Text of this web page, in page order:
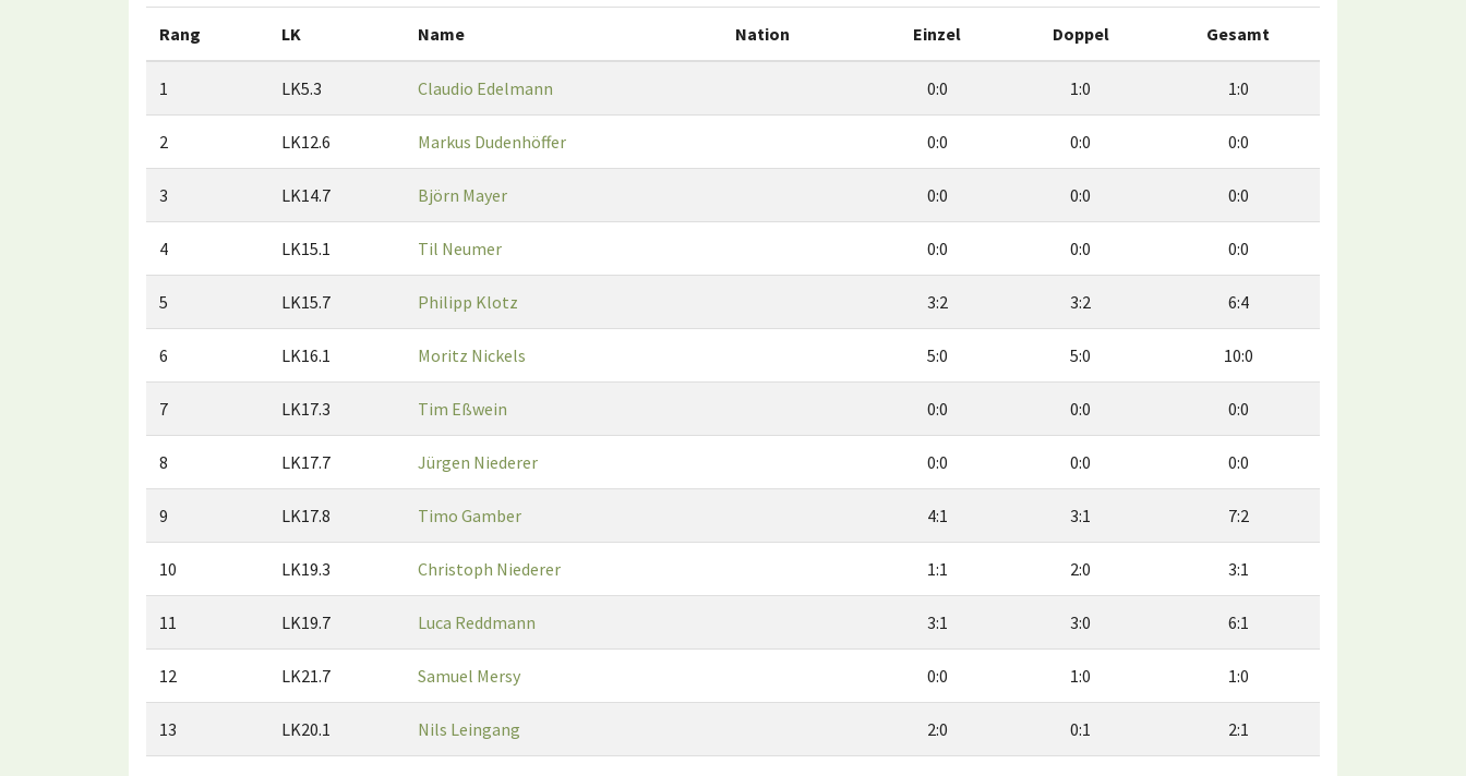
Rang LK Name Nation Einzel Doppel Gesamt
1 LK5.3 Claudio Edelmann 0:0 1:0 1:0
2 LK12.6 Markus Dudenhöffer 0:0 0:0 0:0
3 LK14.7 Björn Mayer 0:0 0:0 0:0
4 LK15.1 Til Neumer 0:0 0:0 0:0
5 LK15.7 Philipp Klotz 3:2 3:2 6:4
6 LK16.1 Moritz Nickels 5:0 5:0 10:0
7 LK17.3 Tim Eßwein 0:0 0:0 0:0
8 LK17.7 Jürgen Niederer 0:0 0:0 0:0
9 LK17.8 Timo Gamber 4:1 3:1 7:2
10 LK19.3 Christoph Niederer 1:1 2:0 3:1
11 LK19.7 Luca Reddmann 3:1 3:0 6:1
12 LK21.7 Samuel Mersy 0:0 1:0 1:0
13 LK20.1 Nils Leingang 2:0 0:1 2:1